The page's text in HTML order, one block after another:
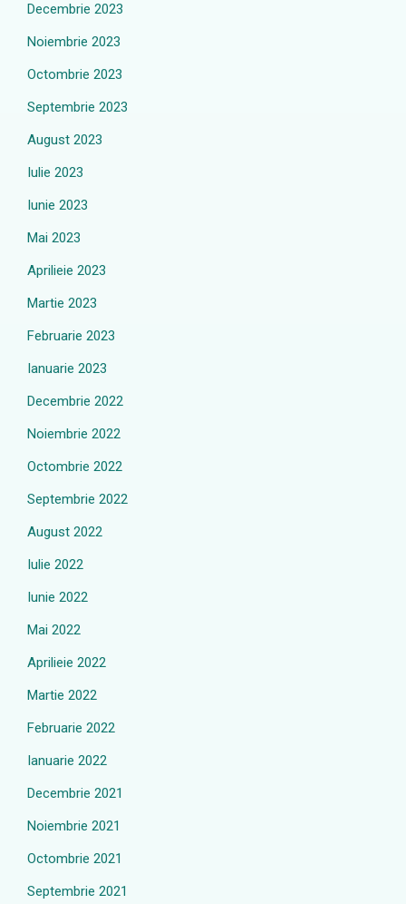
Decembrie 2023
Noiembrie 2023
Octombrie 2023
Septembrie 2023
August 2023
Iulie 2023
Iunie 2023
Mai 2023
Aprilieie 2023
Martie 2023
Februarie 2023
Ianuarie 2023
Decembrie 2022
Noiembrie 2022
Octombrie 2022
Septembrie 2022
August 2022
Iulie 2022
Iunie 2022
Mai 2022
Aprilieie 2022
Martie 2022
Februarie 2022
Ianuarie 2022
Decembrie 2021
Noiembrie 2021
Octombrie 2021
Septembrie 2021